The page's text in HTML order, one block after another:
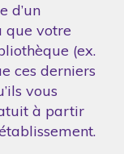
d’un
que votre
(ex.
ces derniers
vous
à partir